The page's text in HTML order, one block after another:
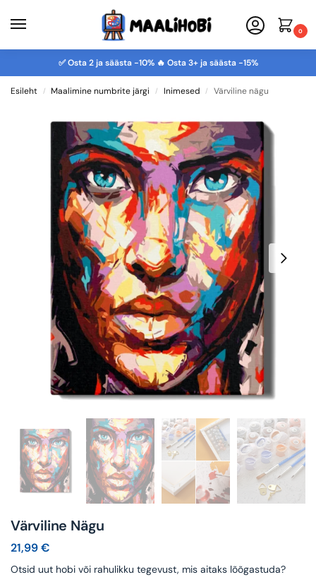
0
✅ Osta 2 ja säästa -10% 🔥 Osta 3+ ja säästa -15%
Esileht / Maalimine numbrite järgi / Inimesed / Värviline nägu
Värviline Nägu
21,99€
Otsid uut hobi või rahulikku tegevust, mis aitaks lõõgastuda?